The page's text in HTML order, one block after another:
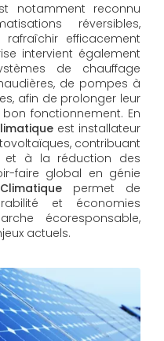
notamment reconnu
réversibles,
efficacement
intervient également
de chauffage
de pompes à
afin de prolonger leur
fonctionnement. En
est installateur
contribuant
et à la réduction des
faire global en génie
permet de
et économies
écoresponsable,
actuels.